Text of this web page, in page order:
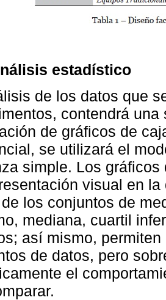
estadístico
de los datos que
contendrá
de gráficos de
se utilizará el
simple. Los
visual en
los conjuntos de
mediana, cuartil
así mismo,
de datos, pero
el